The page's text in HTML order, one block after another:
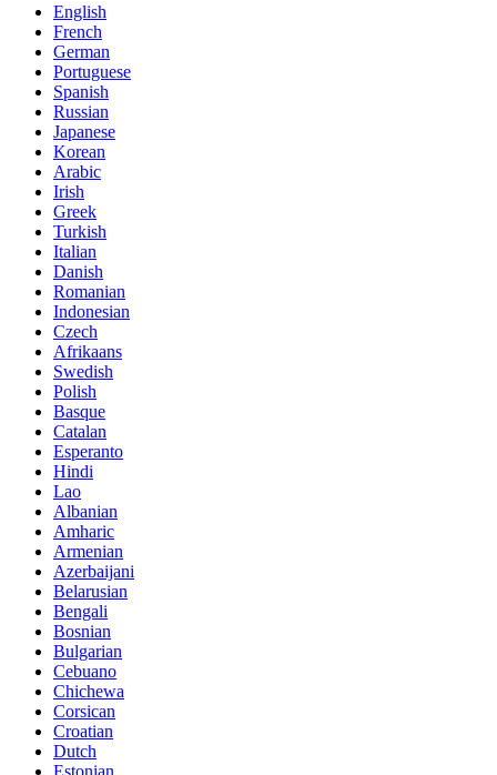
English
French
German
Portuguese
Spanish
Russian
Japanese
Korean
Arabic
Irish
Greek
Turkish
Italian
Danish
Romanian
Indonesian
Czech
Afrikaans
Swedish
Polish
Basque
Catalan
Esperanto
Hindi
Lao
Albanian
Amharic
Armenian
Azerbaijani
Belarusian
Bengali
Bosnian
Bulgarian
Cebuano
Chichewa
Corsican
Croatian
Dutch
Estonian